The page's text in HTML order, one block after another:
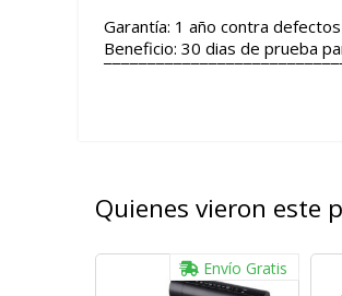
Garantía: 1 año contra
Beneficio: 30 dias de prueba
Quienes vieron este
Envío Gratis